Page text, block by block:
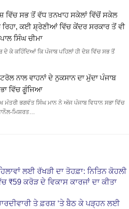
ਵਿੱਚ ਸਭ ਤੋਂ ਵੱਧ ਤਨਖਾਹ ਸਕੇਲਾਂ ਵਿੱਚੋਂ ਸਕੇਲ
ਕਈ ਸ਼੍ਰੇਣੀਆਂ ਵਿੱਚ ਕੇਂਦਰ ਸਰਕਾਰ ਤੋਂ ਵੀ
ਸਿੰਘ ਚੀਮਾ
ਕੇ ਕਹਿੰਦਿਆਂ ਕਿ ਪੰਜਾਬ ਪਹਿਲਾਂ ਹੀ ਦੇਸ਼ ਵਿੱਚ ਸਭ ਤੋਂ
ਨਾਲ ਵਾਹਨਾਂ ਦੇ ਨੁਕਸਾਨ ਦਾ ਮੁੱਦਾ ਪੰਜਾਬ
ਵਿੱਚ ਗੂੰਜਿਆ
ਮੰਤਰੀ ਭਗਵੰਤ ਸਿੰਘ ਮਾਨ ਨੇ ਅੱਜ ਪੰਜਾਬ ਵਿਧਾਨ ਸਭਾ ਵਿੱਚ
ਮਿਸ਼ਰਤ…
ਲਈ ਰੱਖੜੀ ਦਾ ਤੋਹਫ਼ਾ: ਨਿਤਿਨ ਕੋਹਲੀ
ਕਰੋੜ ਦੇ ਵਿਕਾਸ ਕਾਰਜਾਂ ਦਾ ਕੀਤਾ
ਤੇ ਫ਼ਰਸ਼ ‘ਤੇ ਬੈਠ ਕੇ ਪੜ੍ਹਨ ਲਈ